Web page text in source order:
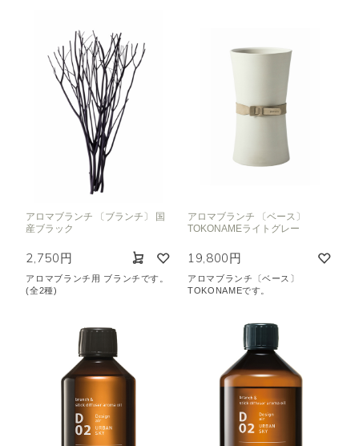
アロマブランチ 〔ブランチ〕 国
産ブラック
2,750円
アロマブランチ用 ブランチです。
(全2種)
アロマブランチ 〔ベース〕
TOKONAMEライトグレー
19,800円
アロマブランチ〔ベース〕
TOKONAMEです。